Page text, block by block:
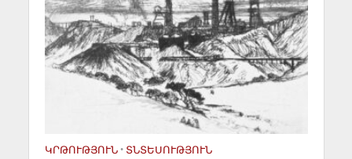
ԿՐԹՈՒԹՅՈՒՆ • ՏՆՏԵՍՈՒԹՅՈՒՆ